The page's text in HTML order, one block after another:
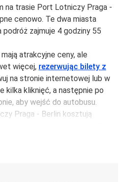
na trasie Port Lotniczy Praga -
cenowo. Te dwa miasta
zajmuje 4 godziny 55
atrakcyjne ceny, ale
więcej, rezerwując bilety z
na stronie internetowej lub w
kilka kliknięć, a następnie po
aby wejść do autobusu.
Praga - Berlin kosztują
lub w dni robocze,